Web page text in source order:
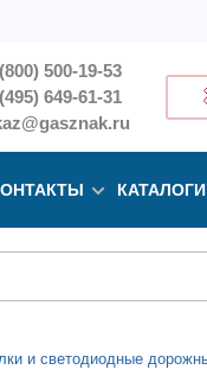
500-19-53
649-61-31
КАТАЛОГИ
и светодиодные